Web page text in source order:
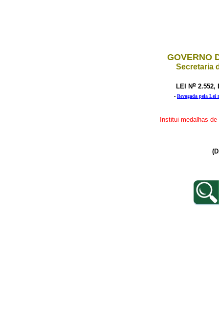
GOVERNO
Secretaria
LEI No2.552,
- Revogada pela Lei
Institui medalhas